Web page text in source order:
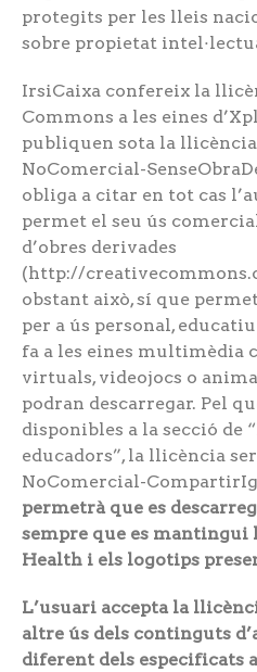
protegits per les lleis
sobre propietat
IrsiCaixa confereix la
Commons a les eines
publiquen sota la
NoComercial-
obliga a citar en tot cas
permet el seu ús
d’obres derivades
(http://
obstant això, sí que
per a ús personal,
fa a les eines multimèdia
virtuals, videojocs o
podran descarregar. Pel
disponibles a la secció de
educadors”, la llicència
NoComercial-
permetrà que es
sempre que es mantingui
Health i els logotips
L’usuari accepta la
altre ús dels continguts
diferent dels especificats